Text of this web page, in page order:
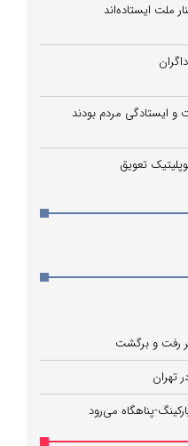
ملت ایستاده‌اند
و ایستادگی مردم بودند
تعویق
رفت و برگشت
تهران
پناهگاه می‌رود